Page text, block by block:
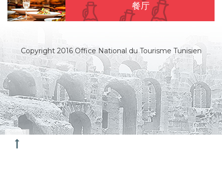
餐厅
Copyright 2016 Office National du Tourisme Tunisien